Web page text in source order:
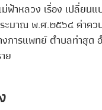
ฟ้าหลวง เรื่อง เปลี่ยน
ะมาณ พ.ศ.๒๕๖๔ ค่าคว
การแพทย์ ตำบลท่าสุด อ
ย